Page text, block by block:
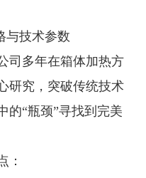
与技术参数
多年在箱体加热方
研究，突破传统技术
的“瓶颈”寻找到完美
：